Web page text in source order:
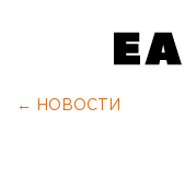
← НОВОСТИ